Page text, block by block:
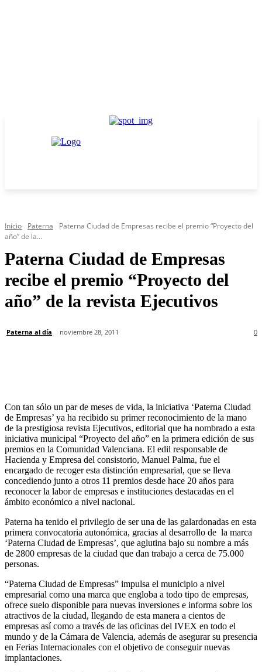
Inicio Paterna
Paterna Ciudad de Empresas recibe el premio “Proyecto del
año” de la...
Paterna Ciudad de Empresas
recibe el premio “Proyecto del
año” de la revista Ejecutivos
Paterna al día noviembre 28, 2011 0
Con tan sólo un par de meses de vida, la iniciativa ‘Paterna Ciudad
de Empresas’ ya ha recibido su primer reconocimiento de la mano
de la prestigiosa revista Ejecutivos, editorial que ha nombrado a esta
iniciativa municipal “Proyecto del año” en la primera edición de sus
premios en la Comunidad Valenciana. El edil responsable de
Hacienda y Empresa del consistorio, Manuel Palma, fue el
encargado de recoger esta distinción empresarial, que se lleva
concediendo junto a otros 11 premios desde hace 20 años para
reconocer la labor de empresas e instituciones destacadas en el
ámbito económico a nivel nacional.
Paterna ha tenido el privilegio de ser una de las galardonadas en esta
primera convocatoria autonómica, gracias al desarrollo de la marca
‘Paterna Ciudad de Empresas’, que aglutina bajo su nombre a más
de 2800 empresas de la ciudad que dan trabajo a cerca de 75.000
personas.
“Paterna Ciudad de Empresas” impulsa el municipio a nivel
empresarial como una marca que engloba a todo tipo de empresas,
ofrece suelo disponible para nuevas inversiones e informa sobre los
atractivos de la ciudad, llegando de esta manera a cientos de
empresas así como a través de las oficinas del IVEX en todo el
mundo y de la Cámara de Valencia, además de asegurar su presencia
en Ferias Internacionales con el objetivo de conseguir nuevas
implantaciones.